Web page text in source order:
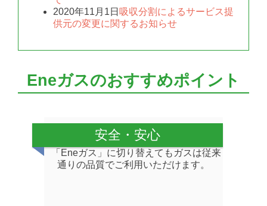
2020年11月1日 吸収分割によるサービス提
供元の変更に関するお知らせ
Eneガスのおすすめポイント
安全・安心
「Eneガス」に切り替えてもガスは従来
通りの品質でご利用いただけます。